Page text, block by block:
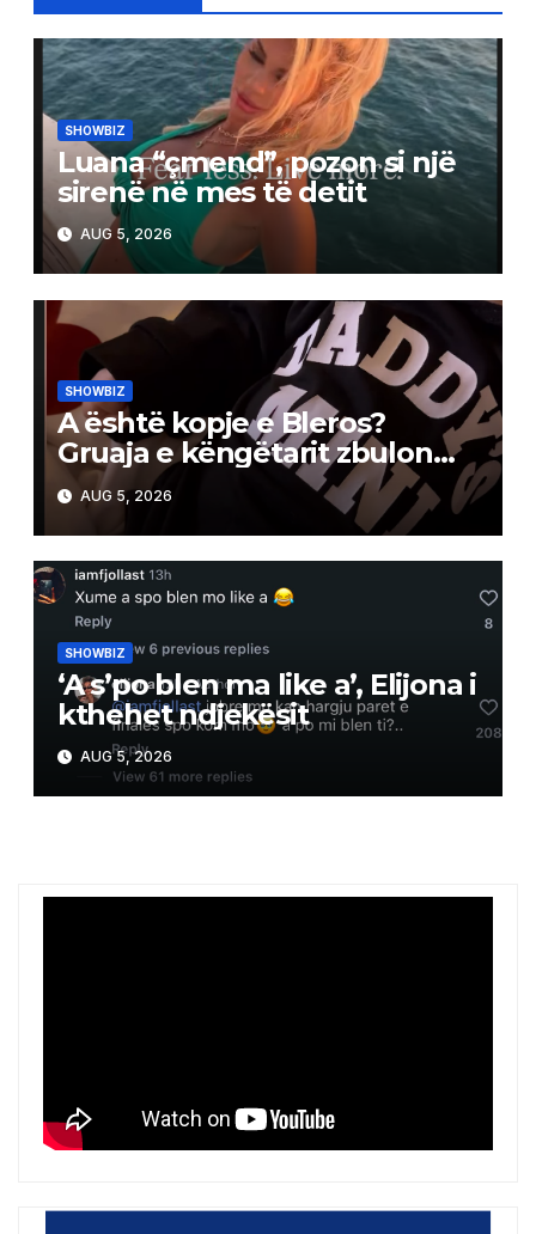
SHOWBIZ
Luana “çmend”, pozon si një
sirenë në mes të detit
AUG 5, 2026
SHOWBIZ
A është kopje e Bleros?
Gruaja e këngëtarit zbulon
pak nga portreti i të birit
AUG 5, 2026
SHOWBIZ
‘A s’po blen ma like a’, Elijona i
kthehet ndjekësit
AUG 5, 2026